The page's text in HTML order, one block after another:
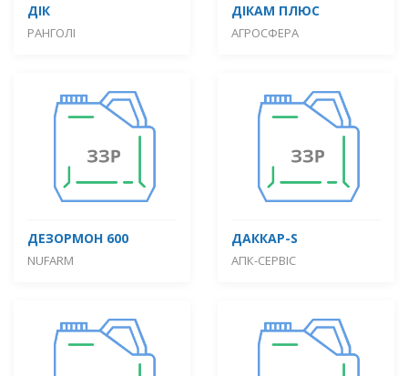
ДІК
РАНГОЛІ
ДІКАМ ПЛЮС
АГРОСФЕРА
ДЕЗОРМОН 600
NUFARM
ДАККАР-S
АПК-СЕРВІС